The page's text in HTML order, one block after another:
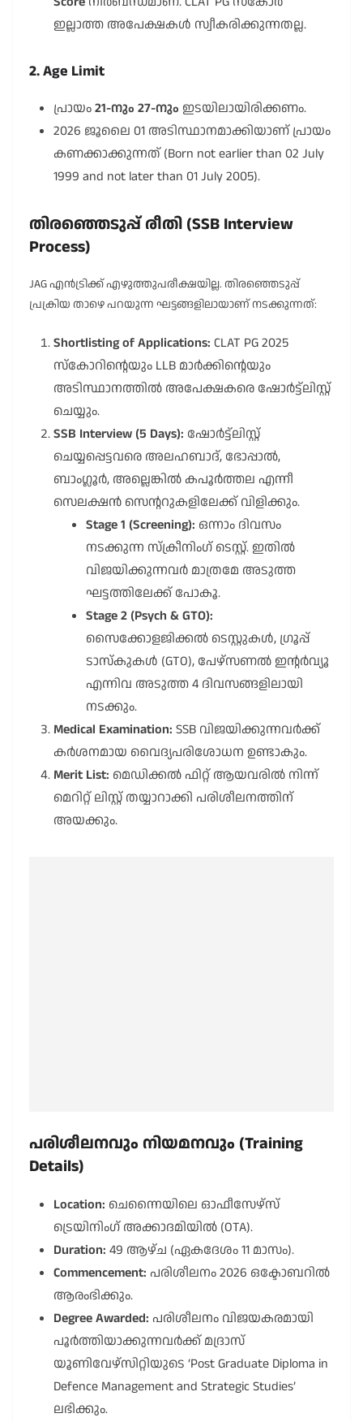
ഇല്ലാത്ത അപേക്ഷകൾ സ്വീകരിക്കുന്നതല്ല.
2. Age Limit
പ്രായം21-നും 27-നും ഇടയിലായിരിക്കണം.
2026 ജൂലൈ 01 അടിസ്ഥാനമാക്കിയാണ് പ്രായം
കണക്കാക്കുന്നത് (Born not earlier than 02 July
1999 and not later than 01 July 2005).
തിരഞ്ഞെടുപ്പ് രീതി (SSB Interview
Process)
JAG എൻട്രിക്ക് എഴുത്തുപരീക്ഷയില്ല. തിരഞ്ഞെടുപ്പ്
പ്രക്രിയ താഴെ പറയുന്ന ഘട്ടങ്ങളിലായാണ് നടക്കുന്നത്:
Shortlisting of Applications: CLAT PG 2025
സ്കോറിന്റെയും LLB മാർക്കിന്റെയും
അടിസ്ഥാനത്തിൽ അപേക്ഷകരെ ഷോർട്ട്‌ലിസ്റ്റ്
ചെയ്യും.
SSB Interview (5 Days): ഷോർട്ട്‌ലിസ്റ്റ്
ചെയ്യപ്പെട്ടവരെ അലഹബാദ്, ഭോപ്പാൽ,
ബാംഗ്ലൂർ, അല്ലെങ്കിൽ കപൂർത്തല എന്നീ
സെലക്ഷൻ സെന്ററുകളിലേക്ക് വിളിക്കും.
Stage 1 (Screening): ഒന്നാം ദിവസം
നടക്കുന്ന സ്ക്രീനിംഗ് ടെസ്റ്റ്. ഇതിൽ
വിജയിക്കുന്നവർ മാത്രമേ അടുത്ത
ഘട്ടത്തിലേക്ക് പോകൂ.
Stage 2 (Psych & GTO):
സൈക്കോളജിക്കൽ ടെസ്റ്റുകൾ, ഗ്രൂപ്പ്
ടാസ്കുകൾ (GTO), പേഴ്സണൽ ഇന്റർവ്യൂ
എന്നിവ അടുത്ത 4 ദിവസങ്ങളിലായി
നടക്കും.
Medical Examination: SSB വിജയിക്കുന്നവർക്ക്
കർശനമായ വൈദ്യപരിശോധന ഉണ്ടാകും.
Merit List: മെഡിക്കൽ ഫിറ്റ് ആയവരിൽ നിന്ന്
മെറിറ്റ് ലിസ്റ്റ് തയ്യാറാക്കി പരിശീലനത്തിന്
അയക്കും.
പരിശീലനവും നിയമനവും (Training
Details)
Location: ചെന്നൈയിലെ ഓഫീസേഴ്സ്
ട്രെയിനിംഗ് അക്കാദമിയിൽ (OTA).
Duration: 49 ആഴ്ച (ഏകദേശം 11 മാസം).
Commencement: പരിശീലനം 2026 ഒക്ടോബറിൽ
ആരംഭിക്കും.
Degree Awarded: പരിശീലനം വിജയകരമായി
പൂർത്തിയാക്കുന്നവർക്ക് മദ്രാസ്
യൂണിവേഴ്സിറ്റിയുടെ ‘Post Graduate Diploma in
Defence Management and Strategic Studies’
ലഭിക്കും.